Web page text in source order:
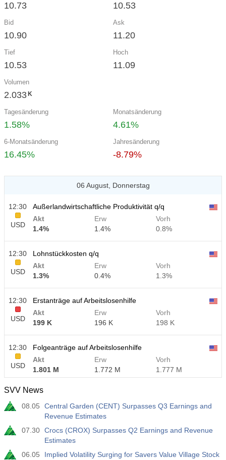
10.73 10.53
Bid
10.90
Ask
11.20
Tief
10.53
Hoch
11.09
Volumen
2.033 K
Tagesänderung
1.58%
Monatsänderung
4.61%
6-Monatsänderung
16.45%
Jahresänderung
-8.79%
06 August, Donnerstag
12:30
USD
Außerlandwirtschaftliche Produktivität q/q
Akt
1.4%
Erw
1.4%
Vorh
0.8%
12:30
USD
Lohnstückkosten q/q
Akt
1.3%
Erw
0.4%
Vorh
1.3%
12:30
USD
Erstanträge auf Arbeitslosenhilfe
Akt
199 K
Erw
196 K
Vorh
198 K
12:30
USD
Folgeanträge auf Arbeitslosenhilfe
Akt
1.801 M
Erw
1.772 M
Vorh
1.777 M
SVV News
08.05
Central Garden (CENT) Surpasses Q3 Earnings and
Revenue Estimates
07.30 Crocs (CROX) Surpasses Q2 Earnings and Revenue
Estimates
06.05
Implied Volatility Surging for Savers Value Village Stock